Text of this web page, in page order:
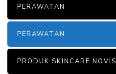
PERAWATAN
PERAWATAN
PRODUK SKINCARE NOVIS